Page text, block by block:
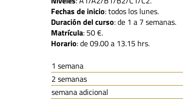
Fechas de inicio: todos los lunes.
Duración del curso: de 1 a 7 semanas.
Matrícula: 50 €.
Horario: de 09.00 a 13.15 hrs.
1 semana
2 semanas
semana adicional